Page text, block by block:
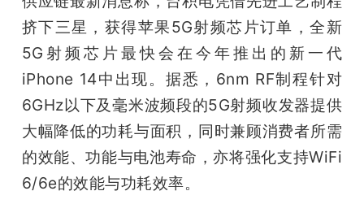
挤下三星，获得苹果5G射频芯片订单，全新
5G射频芯片最快会在今年推出的新一代
iPhone 14中出现。据悉，6nm RF制程针对
6GHz以下及毫米波频段的5G射频收发器提供
大幅降低的功耗与面积，同时兼顾消费者所需
的效能、功能与电池寿命，亦将强化支持WiFi
6/6e的效能与功耗效率。